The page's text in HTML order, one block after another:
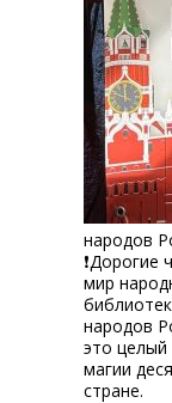
народов
❗Дорогие
мир
народов
это
магии
стране.